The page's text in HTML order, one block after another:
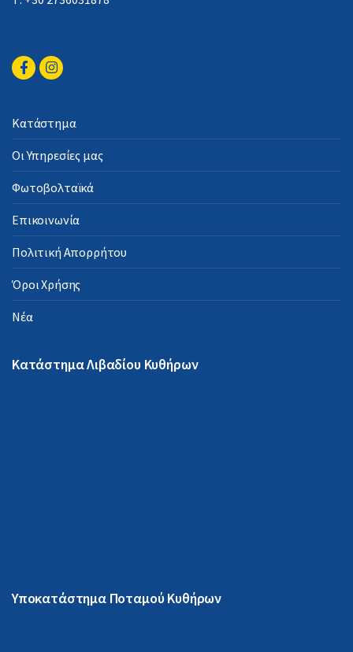
Κατάστημα
Οι Υπηρεσίες μας
Φωτοβολταϊκά
Επικοινωνία
Πολιτική Απορρήτου
Όροι Χρήσης
Νέα
Κατάστημα Λιβαδίου Κυθήρων
Υποκατάστημα Ποταμού Κυθήρων